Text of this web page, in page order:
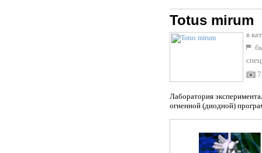
Totus mirum
в
7
Лаборатория
огненной (диодной)